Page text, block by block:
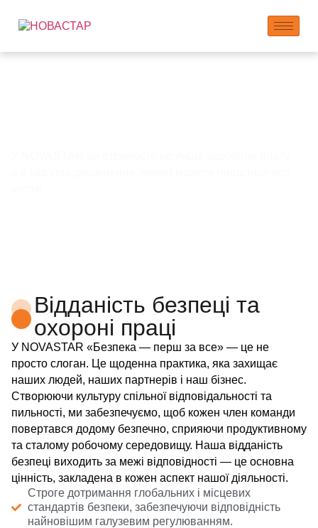
Відданість безпеці та
охороні праці
У NOVASTAR «Безпека — перш за все» — це не
просто слоган. Це щоденна практика, яка захищає
наших людей, наших партнерів і наш бізнес.
Створюючи культуру спільної відповідальності та
пильності, ми забезпечуємо, щоб кожен член команди
повертався додому безпечно, сприяючи продуктивному
та сталому робочому середовищу. Наша відданість
безпеці виходить за межі відповідності — це основна
цінність, закладена в кожен аспект нашої діяльності.
Строге дотримання глобальних і місцевих
стандартів безпеки, забезпечуючи відповідність
найновішим галузевим регулюванням.